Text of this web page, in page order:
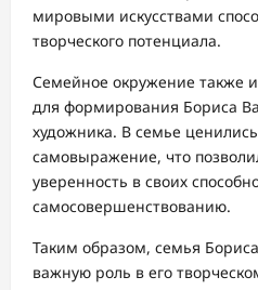
мировыми искусствами
творческого потенциала.
Семейное окружение также
для формирования Бориса
художника. В семье
самовыражение, что
уверенность в своих
самосовершенствованию.
Таким образом, семья
важную роль в его